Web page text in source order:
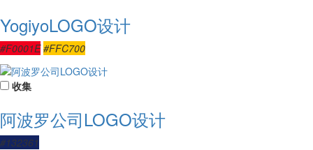
YogiyoLOGO设计
#F0001E #FFC700
收集
阿波罗公司LOGO设计
#132361